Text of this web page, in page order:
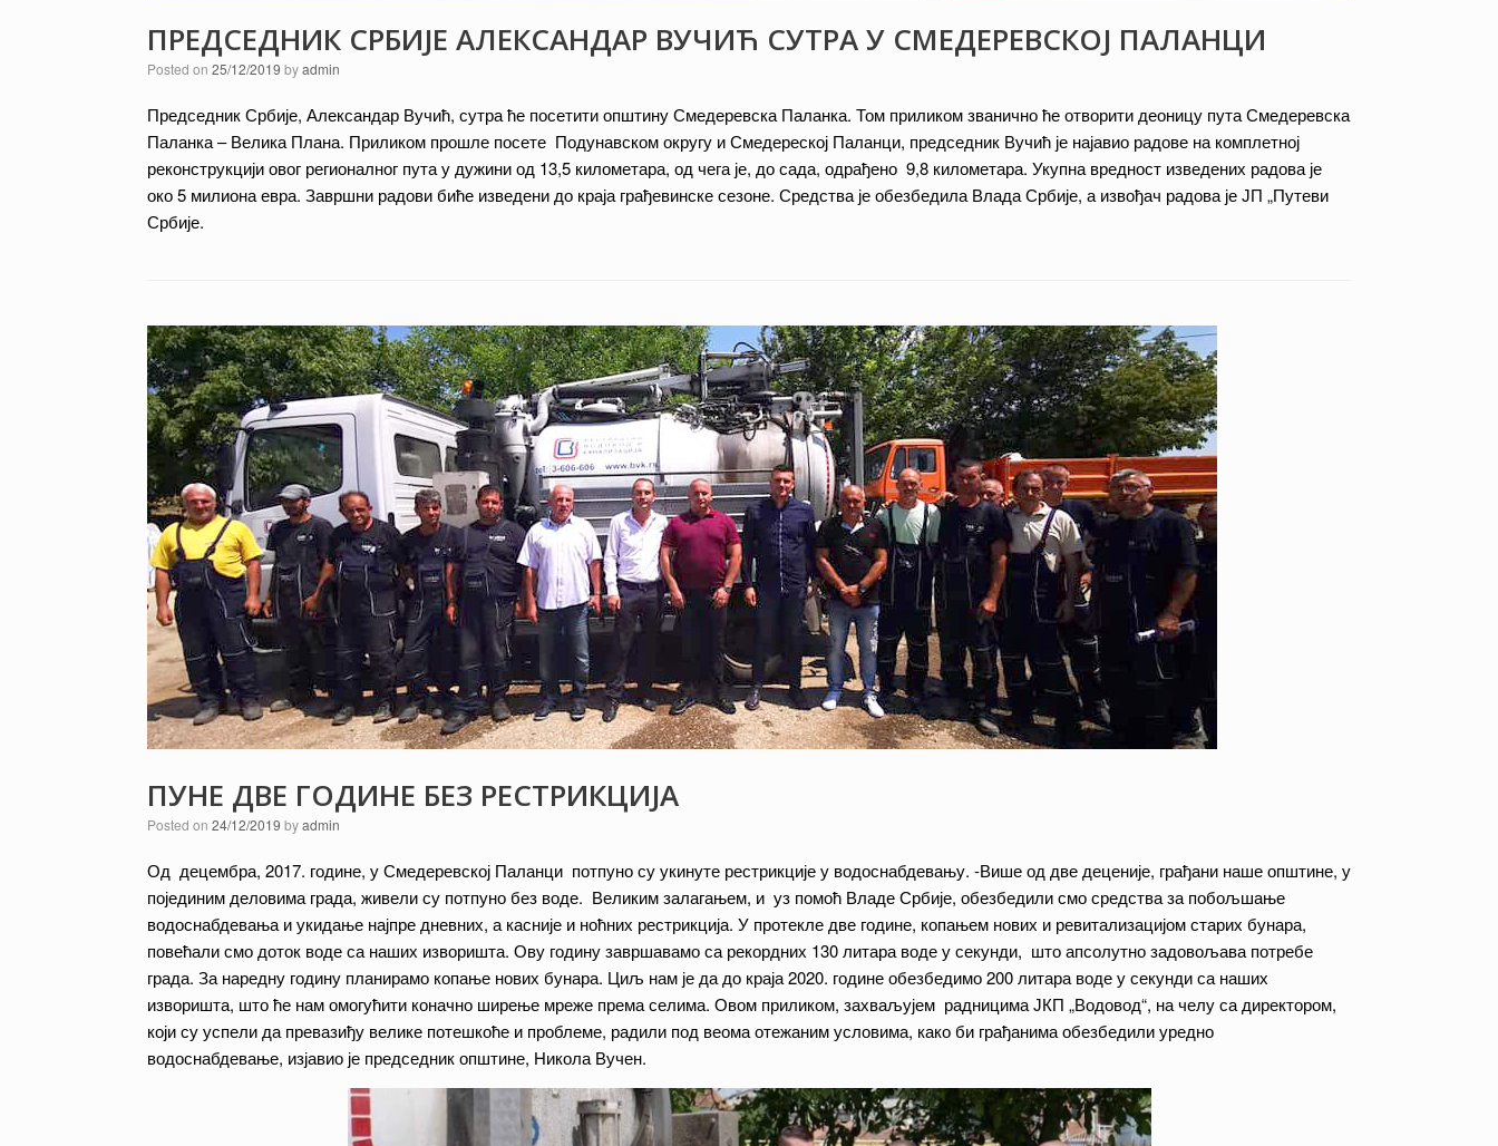
ПРЕДСЕДНИК СРБИЈЕ АЛЕКСАНДАР ВУЧИЋ СУТРА У СМЕДЕРЕВСКОЈ ПАЛАНЦИ
Posted on 25/12/2019 byadmin
Председник Србије, Александар Вучић, сутра ће посетити општину Смедеревска Паланка. Том приликом званично ће отворити деоницу пута Смедеревска
Паланка – Велика Плана. Приликом прошле посете Подунавском округу и Смедереској Паланци, председник Вучић је најавио радове на комплетној
реконструкцији овог регионалног пута у дужини од 13,5 километара, од чега је, до сада, одрађено 9,8 километара. Укупна вредност изведених радова је
око 5 милиона евра. Завршни радови биће изведени до краја грађевинске сезоне. Средства је обезбедила Влада Србије, а извођач радова је ЈП „Путеви
Србије.
ПУНЕ ДВЕ ГОДИНЕ БЕЗ РЕСТРИКЦИЈА
Posted on 24/12/2019 byadmin
Од децембра, 2017. године, у Смедеревској Паланци потпуно су укинуте рестрикције у водоснабдевању. -Више од две деценије, грађани наше општине, у
појединим деловима града, живели су потпуно без воде. Великим залагањем, и уз помоћ Владе Србије, обезбедили смо средства за побољшање
водоснабдевања и укидање најпре дневних, а касније и ноћних рестрикција. У протекле две године, копањем нових и ревитализацијом старих бунара,
повећали смо доток воде са наших изворишта. Ову годину завршавамо са рекордних 130 литара воде у секунди, што апсолутно задовољава потребе
града. За наредну годину планирамо копање нових бунара. Циљ нам је да до краја 2020. године обезбедимо 200 литара воде у секунди са наших
изворишта, што ће нам омогућити коначно ширење мреже према селима. Овом приликом, захваљујем радницима ЈКП „Водовод“, на челу са директором,
који су успели да превазиђу велике потешкоће и проблеме, радили под веома отежаним условима, како би грађанима обезбедили уредно
водоснабдевање, изјавио је председник општине, Никола Вучен.